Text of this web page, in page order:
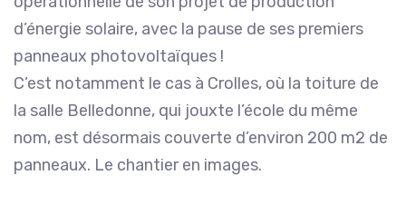
d’énergie solaire, avec la pause de ses premiers
panneaux photovoltaïques !
C’est notamment le cas à Crolles, où la toiture de
la salle Belledonne, qui jouxte l’école du même
nom, est désormais couverte d’environ 200 m2 de
panneaux. Le chantier en images.